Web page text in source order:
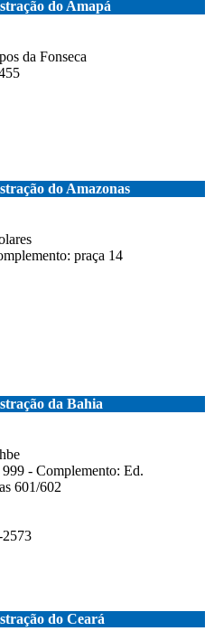
do Amapá
da Fonseca
do Amazonas
praça 14
da Bahia
- Complemento: Ed.
601/602
do Ceará